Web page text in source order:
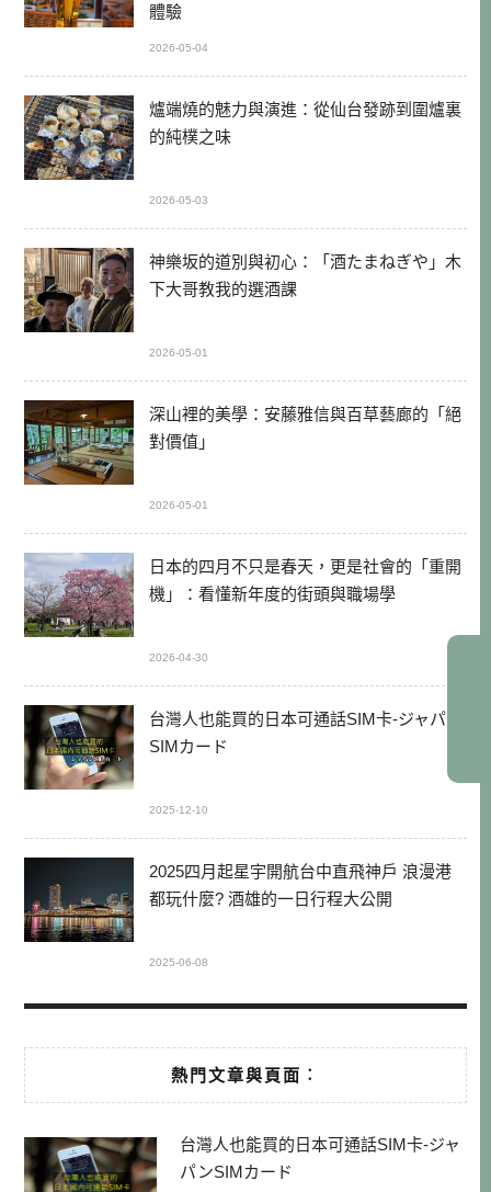
體驗
2026-05-04
爐端燒的魅力與演進：從仙台發跡到圍爐裏
的純樸之味
2026-05-03
神樂坂的道別與初心：「酒たまねぎや」木
下大哥教我的選酒課
2026-05-01
深山裡的美學：安藤雅信與百草藝廊的「絕
對價值」
2026-05-01
日本的四月不只是春天，更是社會的「重開
機」：看懂新年度的街頭與職場學
2026-04-30
台灣人也能買的日本可通話SIM卡-ジャパン
SIMカード
2025-12-10
2025四月起星宇開航台中直飛神戶 浪漫港
都玩什麼? 酒雄的一日行程大公開
2025-06-08
熱門文章與頁面︰
台灣人也能買的日本可通話SIM卡-ジャ
パンSIMカード